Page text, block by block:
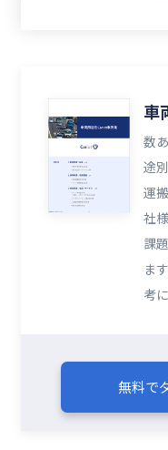
車
数
途
運
社
課
ま
考
無料で